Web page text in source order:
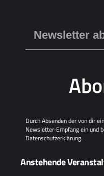
Durch Absenden der von dir
Newsletter-Empfang ein und
Datenschutzerklärung.
Anstehende